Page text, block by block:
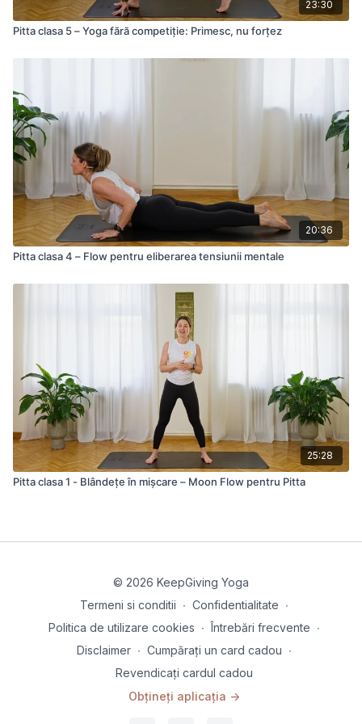
23:30
Pitta clasa 5 – Yoga fără competiție: Primesc, nu forțez
20:36
Pitta clasa 4 – Flow pentru eliberarea tensiunii mentale
25:28
Pitta clasa 1 - Blândețe în mișcare – Moon Flow pentru Pitta
© 2026 KeepGiving Yoga
Termeni si conditii ∙ Confidentialitate ∙
Politica de utilizare cookies ∙ Întrebări frecvente ∙
Disclaimer ∙ Cumpărați un card cadou ∙
Revendicați cardul cadou
Obțineți aplicația ->